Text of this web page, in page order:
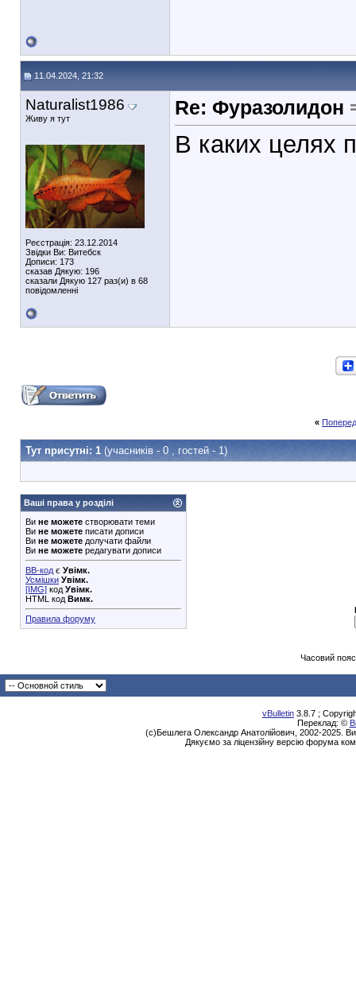
11.04.2024, 21:32
Naturalist1986
Живу я тут
Реєстрація: 23.12.2014
Звідки Ви: Витебск
Дописи: 173
сказав Дякую: 196
сказали Дякую 127 раз(и) в 68
повідомленні
Re: Фуразолидон
В каких целях
«
Тут присутні: 1 (учасників - 0 , гостей - 1)
Ваші права у розділі
Ви не можете створювати теми
Ви не можете писати дописи
Ви не можете долучати файли
Ви не можете редагувати дописи
BB-код є Увімк.
Усмішки Увімк.
[IMG] код Увімк.
HTML код Вимк.
Правила форуму
Часовий
vBulletin 3.8.7 ;
Переклад: ©
(с)Бешлега Олександр Анатолійович, 2002-2025.
Дякуємо за ліцензійну версію форума